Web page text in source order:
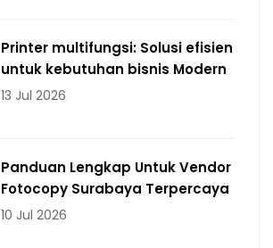
Printer multifungsi: Solusi efisien
untuk kebutuhan bisnis Modern
13 Jul 2026
Panduan Lengkap Untuk Vendor
Fotocopy Surabaya Terpercaya
10 Jul 2026